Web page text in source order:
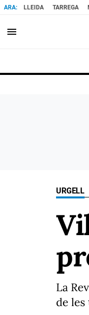
LLEIDA TARREGA
menu
URGELL
La
de